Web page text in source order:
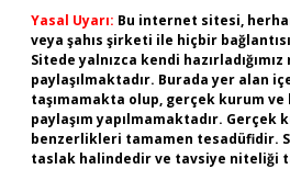
Yasal Uyarı: Bu internet sitesi,
veya şahıs şirketi ile hiçbir
Sitede yalnızca kendi
paylaşılmaktadır. Burada yer alan
taşımamakta olup, gerçek kurum ve
paylaşım yapılmamaktadır. Gerçek
benzerlikleri tamamen tesadüfidir.
taslak halindedir ve tavsiye niteliği